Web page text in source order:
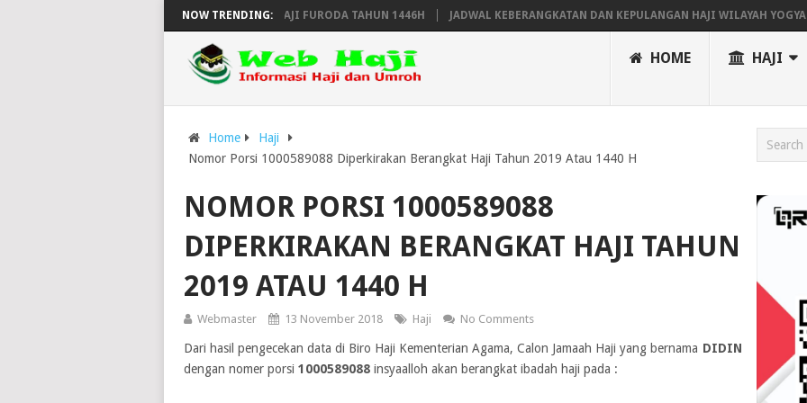
NOW TRENDING:
SAUDI UMUMKAN PENUTUPAN PROSES VISA HAJI FURODA TAHUN 1446H JADWAL KEBERANGKATAN DAN KEPULANGAN HAJI WILAYAH
HOME HAJI
Home
Haji
Nomor Porsi 1000589088 Diperkirakan Berangkat Haji Tahun 2019 Atau 1440 H
NOMOR PORSI 1000589088
DIPERKIRAKAN BERANGKAT HAJI TAHUN
2019 ATAU 1440 H
Webmaster 13 November 2018 Haji No Comments
Dari hasil pengecekan data di Biro Haji Kementerian Agama, Calon Jamaah Haji yang bernama DIDIN
dengan nomer porsi 1000589088insyaalloh akan berangkat ibadah haji pada :